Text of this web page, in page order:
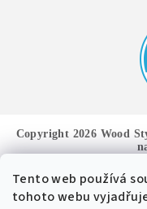
Tento web používá
tohoto webu
Copyright 2026 Wood